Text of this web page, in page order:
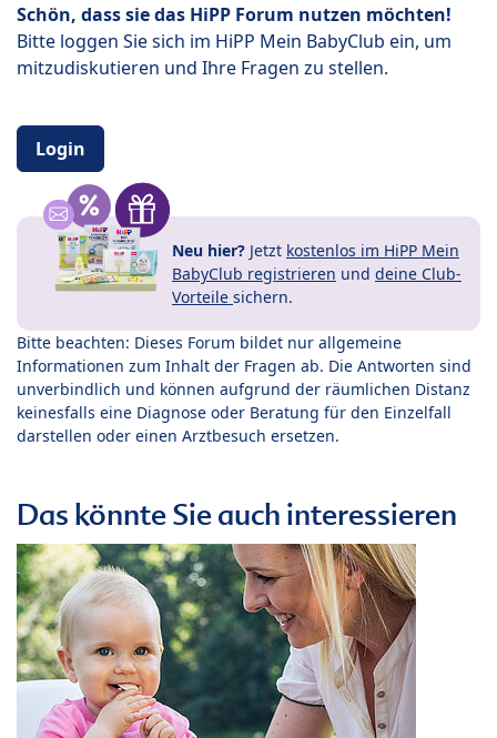
Schön, dass sie das HiPP Forum nutzen möchten!
Bitte loggen Sie sich im HiPP Mein BabyClub ein, um
mitzudiskutieren und Ihre Fragen zu stellen.
Login
Neu hier? Jetzt kostenlos im HiPP Mein
BabyClub registrieren und deine Club-
Vorteile sichern.
Bitte beachten: Dieses Forum bildet nur allgemeine
Informationen zum Inhalt der Fragen ab. Die Antworten sind
unverbindlich und können aufgrund der räumlichen Distanz
keinesfalls eine Diagnose oder Beratung für den Einzelfall
darstellen oder einen Arztbesuch ersetzen.
Das könnte Sie auch interessieren